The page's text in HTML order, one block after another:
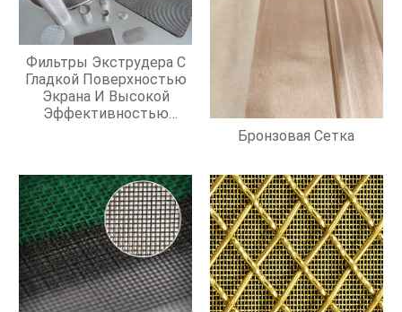
Фильтры Экструдера С
Гладкой Поверхностью
Экрана И Высокой
Эффективностью
Бронзовая Сетка